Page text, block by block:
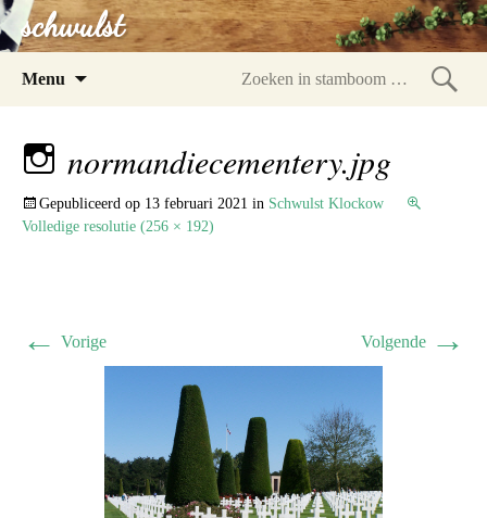
schwulst
Menu
normandiecementery.jpg
Gepubliceerd op 13 februari 2021 in Schwulst Klockow
Volledige resolutie (256 × 192)
← Vorige Volgende →